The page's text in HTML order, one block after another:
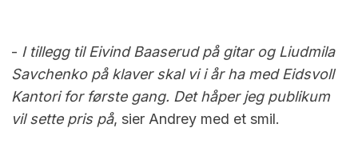
- I tillegg til Eivind Baaserud på gitar og Liudmila
Savchenko på klaver skal vi i år ha med Eidsvoll
Kantori for første gang. Det håper jeg publikum
vil sette pris på, sier Andrey med et smil.